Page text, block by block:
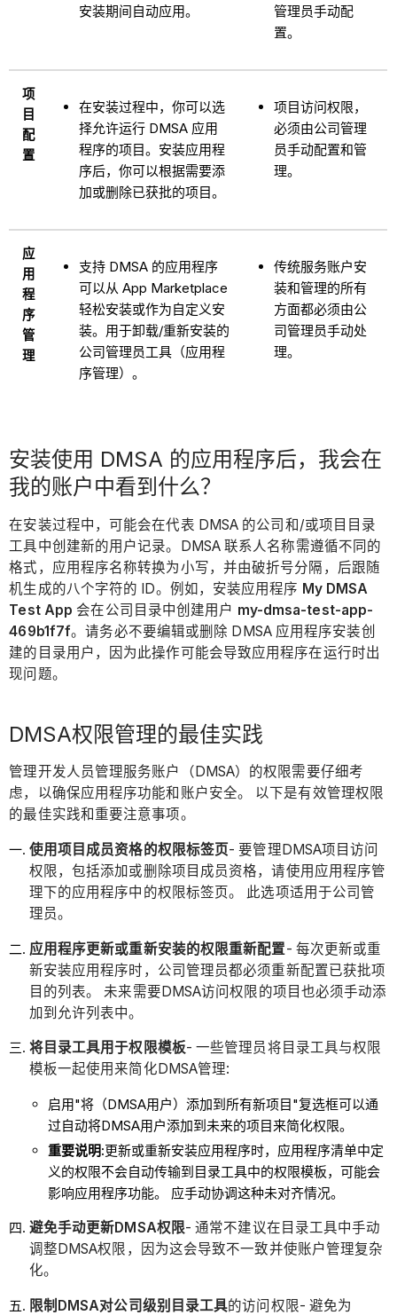
安装期间自动应用。
管理员手动配
置。
项
目
配
置
在安装过程中，你可以选
择允许运行 DMSA 应用
程序的项目。安装应用程
序后，你可以根据需要添
加或删除已获批的项目。
项目访问权限，
必须由公司管理
员手动配置和管
理。
应
用
程
序
管
理
支持 DMSA 的应用程序
可以从 App Marketplace
轻松安装或作为自定义安
装。用于卸载/重新安装的
公司管理员工具（应用程
序管理）。
传统服务账户安
装和管理的所有
方面都必须由公
司管理员手动处
理。
安装使用 DMSA 的应用程序后，我会在
我的账户中看到什么？
在安装过程中，可能会在代表 DMSA 的公司和/或项目目录
工具中创建新的用户记录。DMSA 联系人名称需遵循不同的
格式，应用程序名称转换为小写，并由破折号分隔，后跟随
机生成的八个字符的 ID。例如，安装应用程序 My DMSA
Test App 会在公司目录中创建用户 my-dmsa-test-app-
469b1f7f。请务必不要编辑或删除 DMSA 应用程序安装创
建的目录用户，因为此操作可能会导致应用程序在运行时出
现问题。
DMSA权限管理的最佳实践
管理开发人员管理服务账户（DMSA）的权限需要仔细考
虑，以确保应用程序功能和账户安全。 以下是有效管理权限
的最佳实践和重要注意事项。
使用项目成员资格的权限标签页- 要管理DMSA项目访问
权限，包括添加或删除项目成员资格，请使用应用程序管
理下的应用程序中的权限标签页。 此选项适用于公司管
理员。
应用程序更新或重新安装的权限重新配置- 每次更新或重
新安装应用程序时，公司管理员都必须重新配置已获批项
目的列表。 未来需要DMSA访问权限的项目也必须手动添
加到允许列表中。
将目录工具用于权限模板- 一些管理员将目录工具与权限
模板一起使用来简化DMSA管理:
启用"将（DMSA用户）添加到所有新项目"复选框可以通
过自动将DMSA用户添加到未来的项目来简化权限。
重要说明:更新或重新安装应用程序时，应用程序清单中定
义的权限不会自动传输到目录工具中的权限模板，可能会
影响应用程序功能。 应手动协调这种未对齐情况。
避免手动更新DMSA权限- 通常不建议在目录工具中手动
调整DMSA权限，因为这会导致不一致并使账户管理复杂
化。
限制DMSA对公司级别目录工具的访问权限- 避免为